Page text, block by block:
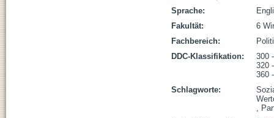
Sprache:
Fakultät:
6
Fachbereich:
DDC-Klassifikation:
300
320
360
Schlagworte:
,